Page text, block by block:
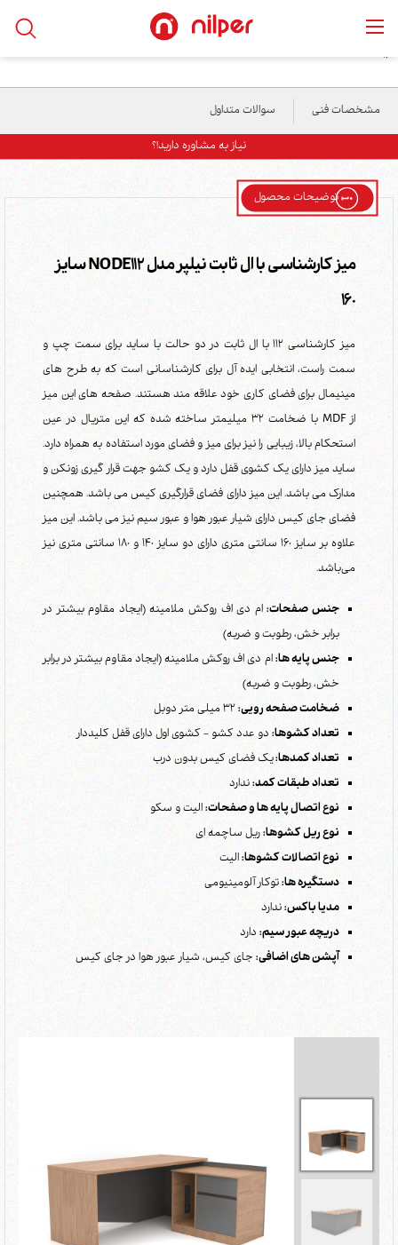
خانه/ میز و فایلینگ /
میز کارشناسی با ال ثابت نیلپر مدل NODE112 سایز
160
مشخصات فنی سوالات متداول
نیاز به مشاوره دارید!؟
توضیحات محصول
میز کارشناسی با ال ثابت نیلپر مدل NODE112 سایز
160
میز کارشناسی 112 با ال ثابت در دو حالت با ساید برای سمت چپ و
سمت راست، انتخابی ایده آل برای کارشناسانی است که به طرح های
مینیمال برای فضای کاری خود علاقه مند هستند. صفحه های این میز
از MDF با ضخامت 32 میلیمتر ساخته شده که این متریال در عین
استحکام بالا، زیبایی را نیز برای میز و فضای مورد استفاده به همراه دارد.
ساید میز دارای یک کشوی قفل دارد و یک کشو جهت قرار گیری زونکن و
مدارک می باشد. این میز دارای فضای قرارگیری کیس می باشد. همچنین
فضای جای کیس دارای شیار عبور هوا و عبور سیم نیز می باشد. این میز
علاوه بر سایز 160 سانتی متری دارای دو سایز 140 و 180 سانتی متری نیز
می‌باشد.
جنس صفحات:ام دی اف روکش ملامینه (ایجاد مقاوم بیشتر در
برابر خش، رطوبت و ضربه)
جنس پایه ها:ام دی اف روکش ملامینه (ایجاد مقاوم بیشتر در برابر
خش، رطوبت و ضربه)
ضخامت صفحه رویی:
تعداد کشوها: دو عدد کشو - کشوی اول دارای قفل کلیددار
تعداد کمدها:یک فضای کیس بدون درب
تعداد طبقات کمد:ندارد
نوع اتصال پایه ها و صفحات:الیت و سکو
نوع ریل کشوها:ریل ساچمه ای
نوع اتصالات کشوها:الیت
دستگیره ها:توکار آلومینیومی
مدیا باکس:ندارد
دریچه عبور سیم: دارد
آپشن های اضافی:جای کیس، شیار عبور هوا در جای کیس